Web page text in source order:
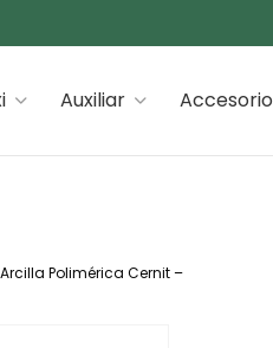
Auxiliar Accesorio
Arcilla Polimérica Cernit –